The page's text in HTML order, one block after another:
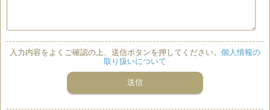
入力内容をよくご確認の上、送信ボタンを押してください。 個人情報の
取り扱いについて